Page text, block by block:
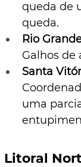
queda de
queda.
Rio
Galhos de
Santa
uma
Litoral